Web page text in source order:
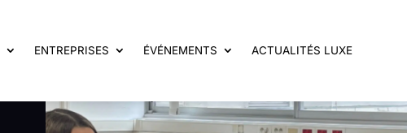
ENTREPRISES ÉVÉNEMENTS ACTUALITÉS LUXE